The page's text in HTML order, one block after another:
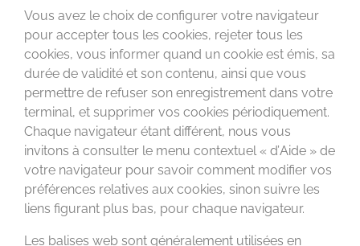
Vous avez le choix de configurer votre navigateur
pour accepter tous les cookies, rejeter tous les
cookies, vous informer quand un cookie est émis, sa
durée de validité et son contenu, ainsi que vous
permettre de refuser son enregistrement dans votre
terminal, et supprimer vos cookies périodiquement.
Chaque navigateur étant différent, nous vous
invitons à consulter le menu contextuel « d’Aide » de
votre navigateur pour savoir comment modifier vos
préférences relatives aux cookies, sinon suivre les
liens figurant plus bas, pour chaque navigateur.
Les balises web sont généralement utilisées en